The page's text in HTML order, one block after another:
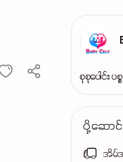
စုစုပေါင်း ပစ္
ပို့ဆောင်
အိမ်